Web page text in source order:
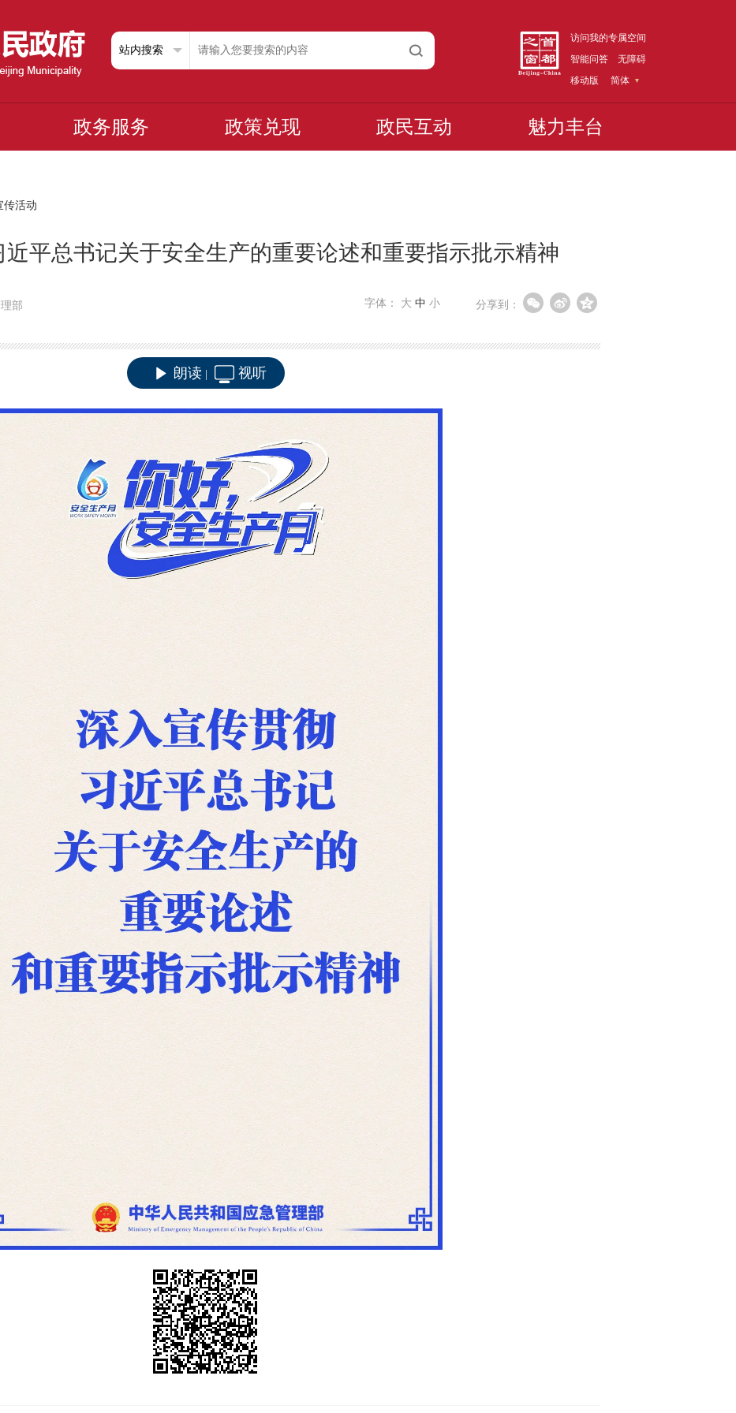
访问我的专属空间
智能问答
无障碍
移动版
简体
政务服务 政策兑现 政民互动 魅力丰台
传活动
平总书记关于安全生产的重要论述和重要指示批示精神
部 分享到：
字体： 大 中 小
朗读 视听